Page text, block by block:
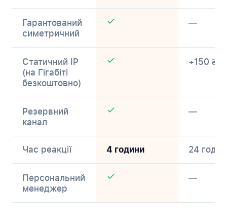
Гарантований
симетричний
—
Статичний IP
(на Гігабіті
безкоштовно)
+150 ₴/
Резервний
канал
—
Час реакції 4 години 24
Персональний
менеджер
—